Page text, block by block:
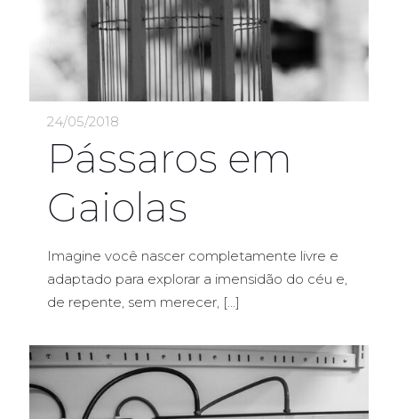
24/05/2018
Pássaros em
Gaiolas
Imagine você nascer completamente livre e
adaptado para explorar a imensidão do céu e,
de repente, sem merecer, […]